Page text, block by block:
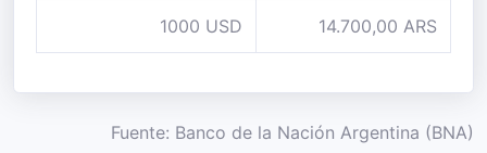
1000 USD 14.700,00 ARS
Fuente: Banco de la Nación Argentina (BNA)